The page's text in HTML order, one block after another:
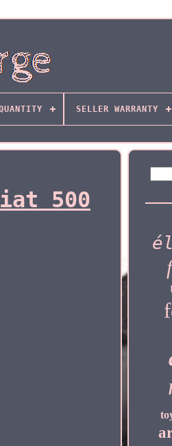
SELLER WARRANTY
500